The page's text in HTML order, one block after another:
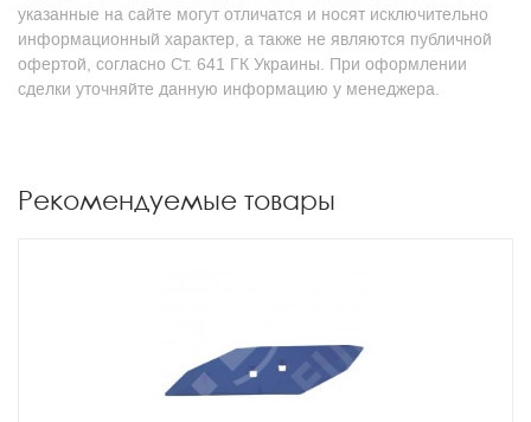
указанные на сайте могут отличатся и носят исключительно
информационный характер, а также не являются публичной
офертой, согласно Ст. 641 ГК Украины. При оформлении
сделки уточняйте данную информацию у менеджера.
Рекомендуемые товары